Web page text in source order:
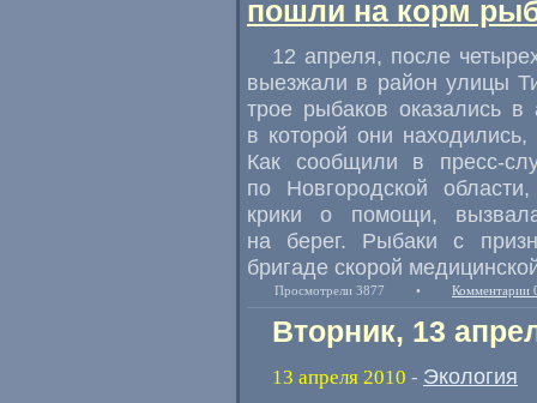
пошли на корм
12 апреля, после
выезжали в район улицы
трое рыбаков оказались
в которой они
Как сообщили в пресс-
по Новгородской
крики о помощи,
на берег. Рыбаки с
бригаде скорой
Просмотрели 3877 • Комментарии
Вторник, 13
13 апреля 2010 - Экология